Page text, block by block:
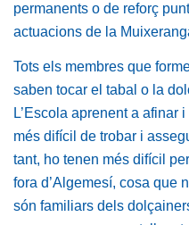
permanents o de reforç
actuacions de la
Tots els membres que
saben tocar el tabal o la
L’Escola aprenent a afinar
més difícil de trobar i
tant, ho tenen més difícil
fora d’Algemesí, cosa que
són familiars dels